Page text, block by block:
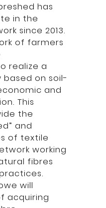
has
in the
since 2013.
of farmers
realize a
on soil-
and
This
the
and
of textile
working
fibres
will
acquiring